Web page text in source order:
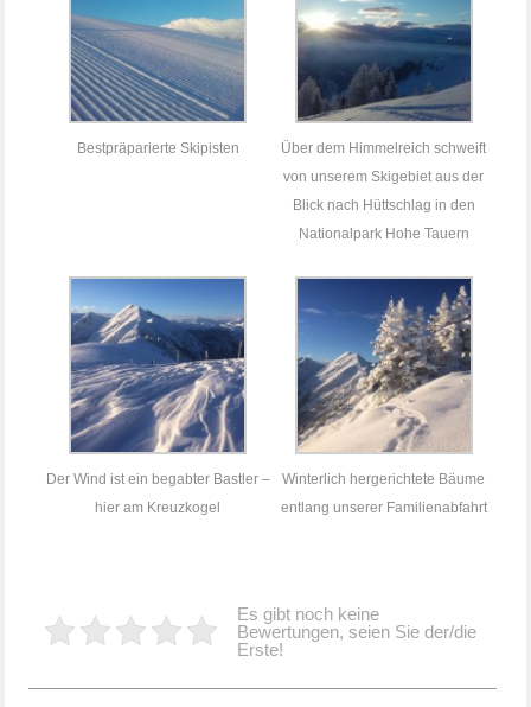
Bestpräparierte Skipisten
Über dem Himmelreich schweift
von unserem Skigebiet aus der
Blick nach Hüttschlag in den
Nationalpark Hohe Tauern
Der Wind ist ein begabter Bastler –
hier am Kreuzkogel
Winterlich hergerichtete Bäume
entlang unserer Familienabfahrt
Es gibt noch keine
Bewertungen, seien Sie der/die
Erste!